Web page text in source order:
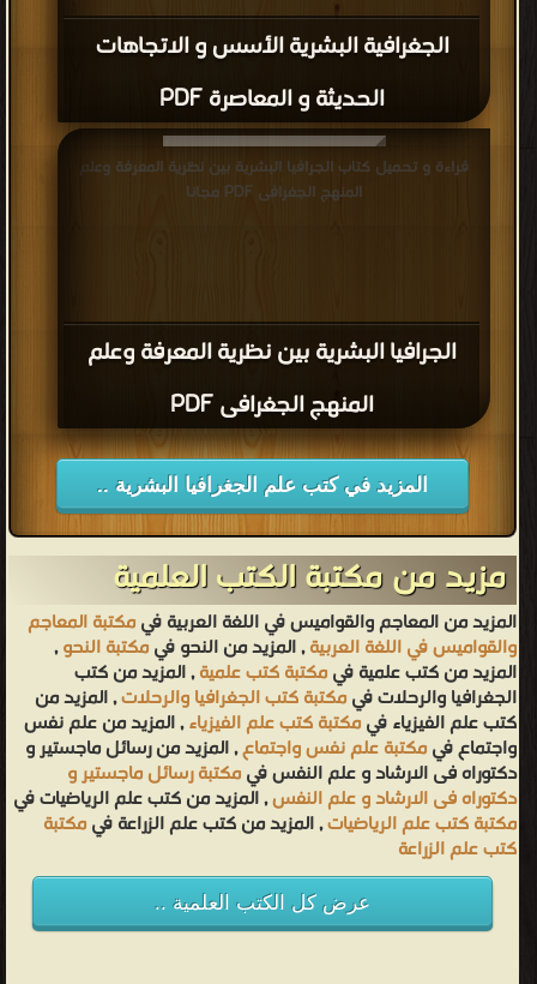
الجغرافية البشرية الأسس و الاتجاهات
الحديثة و المعاصرة PDF
الجرافيا البشرية بين نظرية المعرفة وعلم
المنهج الجغرافى PDF
قراءة و تحميل كتاب الجرافيا البشرية بين نظرية المعرفة وعلم
المنهج الجغرافى PDF مجانا
المزيد في كتب علم الجغرافيا البشرية ..
مزيد من مكتبة الكتب العلمية
المزيد من المعاجم والقواميس في اللغة العربية فيمكتبة المعاجم
والقواميس في اللغة العربية, المزيد من النحو فيمكتبة النحو,
المزيد من كتب علمية فيمكتبة كتب علمية, المزيد من كتب
الجغرافيا والرحلات فيمكتبة كتب الجغرافيا والرحلات, المزيد من
كتب علم الفيزياء فيمكتبة كتب علم الفيزياء, المزيد من علم نفس
واجتماع فيمكتبة علم نفس واجتماع, المزيد من رسائل ماجستير و
دكتوراه فى الارشاد و علم النفس فيمكتبة رسائل ماجستير و
دكتوراه فى الارشاد و علم النفس, المزيد من كتب علم الرياضيات في
مكتبة كتب علم الرياضيات, المزيد من كتب علم الزراعة فيمكتبة
كتب علم الزراعة
عرض كل الكتب العلمية ..